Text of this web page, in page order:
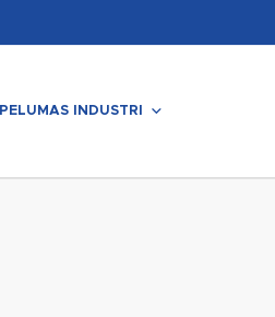
PELUMAS INDUSTRI